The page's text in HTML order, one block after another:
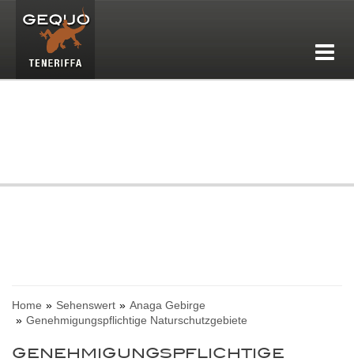
Home Sehenswert
Anaga Gebirge
Genehmigungspflichtige Naturschutzgebiete
GENEHMIGUNGSPFLICHTIGE